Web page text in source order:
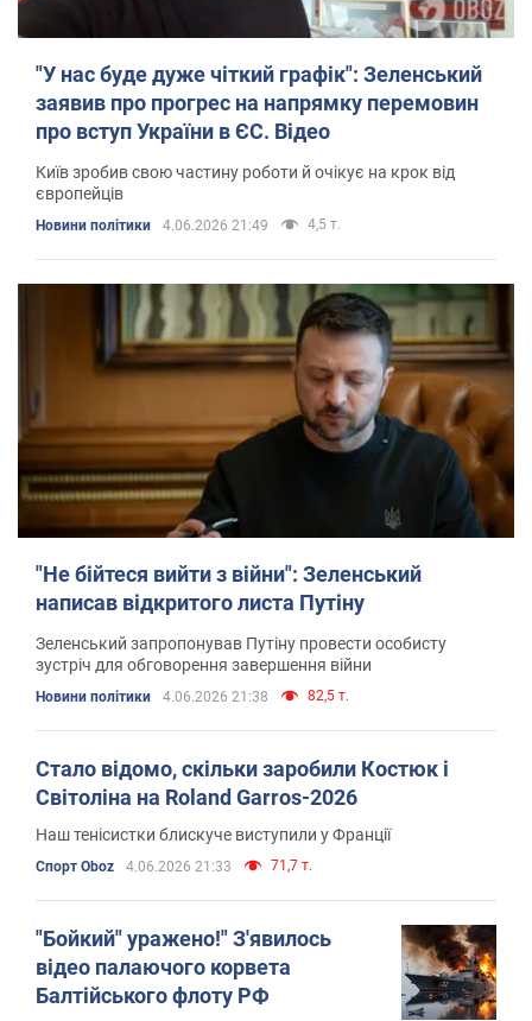
"У нас буде дуже чіткий графік": Зеленський
заявив про прогрес на напрямку перемовин
про вступ України в ЄС. Відео
Київ зробив свою частину роботи й очікує на крок від
європейців
Новини політики 4.06.2026 21:49 4,5 т.
"Не бійтеся вийти з війни": Зеленський
написав відкритого листа Путіну
Зеленський запропонував Путіну провести особисту
зустріч для обговорення завершення війни
Новини політики 4.06.2026 21:38 82,5 т.
Стало відомо, скільки заробили Костюк і
Світоліна на Roland Garros-2026
Наш тенісистки блискуче виступили у Франції
Спорт Oboz 4.06.2026 21:33 71,7 т.
"Бойкий" уражено!" З'явилось
відео палаючого корвета
Балтійського флоту РФ